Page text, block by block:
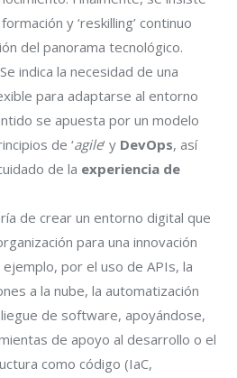
y ‘reskilling’ continuo
del panorama tecnológico.
Se indica la necesidad de una
para adaptarse al entorno
se apuesta por un modelo
de ‘agile‘ y DevOps, así
de la experiencia de
de crear un entorno digital que
para una innovación
por el uso de APIs, la
a la nube, la automatización
de software, apoyándose,
de apoyo al desarrollo o el
como código (IaC,